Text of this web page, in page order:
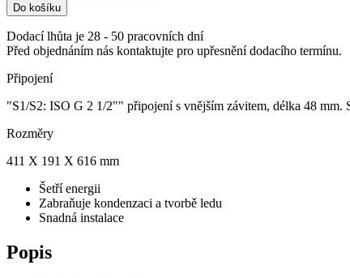
Do košíku
Dodací lhůta je 28 - 50 pracovních dní
Před objednáním nás kontaktujte pro upřesnění dodacího termínu.
Připojení
"S1/S2: ISO G 2 1/2"" připojení s vnějším závitem, délka 48
Rozměry
411 X 191 X 616 mm
Šetří energii
Zabraňuje kondenzaci a tvorbě ledu
Snadná instalace
Popis